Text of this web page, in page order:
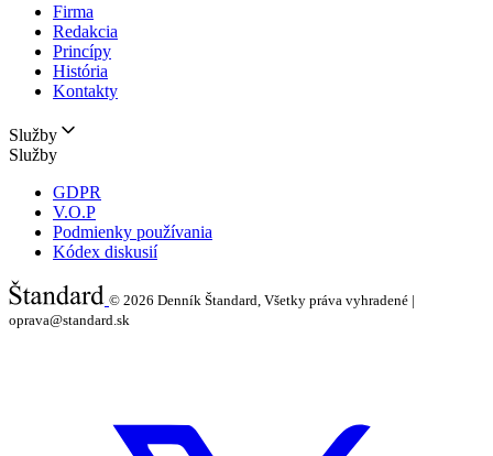
Firma
Redakcia
Princípy
História
Kontakty
Služby
Služby
GDPR
V.O.P
Podmienky používania
Kódex diskusií
© 2026 Denník Štandard, Všetky práva vyhradené |
oprava@standard.sk